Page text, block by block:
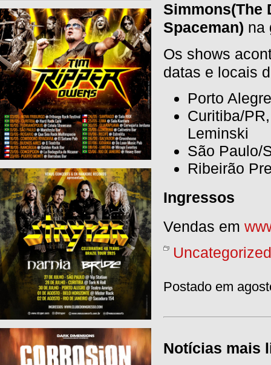
Simmons(The
Spaceman) na
Os shows
datas e locais
Porto
Curitiba/
Leminski
São Paulo/
Ribeirão
Ingressos
Vendas em
Uncategorized
Postado em
Notícias mais